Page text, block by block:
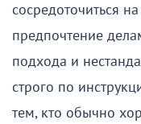
сосредоточиться
предпочтение
подхода и
строго по
тем, кто обычно